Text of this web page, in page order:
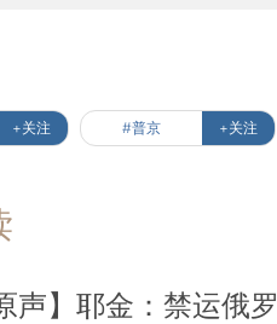
+关注 #普京 +关注
声】耶金：禁运俄罗